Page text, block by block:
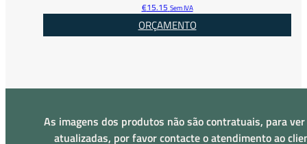
€15.15 Sem IVA
ORÇAMENTO
As imagens dos produtos não são contratuais, para
atualizadas, por favor contacte o atendimento ao